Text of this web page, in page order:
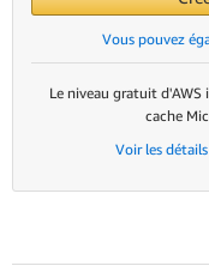
Vous pouvez
Le niveau gratuit
cache
Voir les